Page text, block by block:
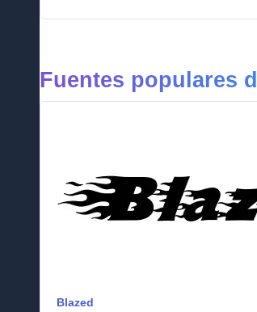
Fuentes populares
Blazed